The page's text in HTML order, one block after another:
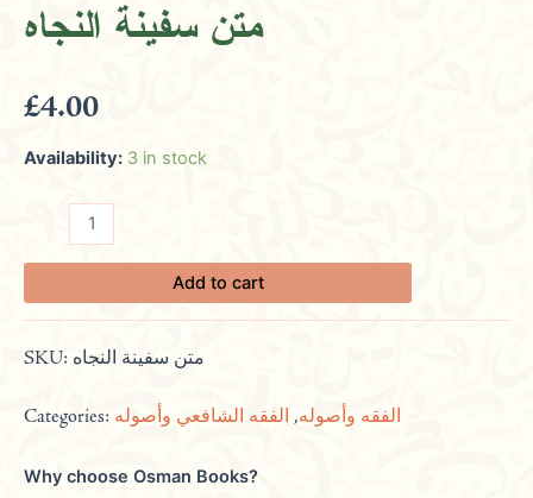
متن سفينة النجاه
£4.00
Availability: 3 in stock
Add to cart
SKU: متن سفينة النجاه
Categories: الفقه وأصوله, الفقه الشافعي وأصوله
Why choose Osman Books?